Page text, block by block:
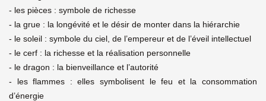
- les pièces : symbole de richesse
- la grue : la longévité et le désir de monter dans la hiérarchie
- le soleil : symbole du ciel, de l’empereur et de l’éveil intellectuel
- le cerf : la richesse et la réalisation personnelle
- le dragon : la bienveillance et l’autorité
- les flammes : elles symbolisent le feu et la consommation
d’énergie